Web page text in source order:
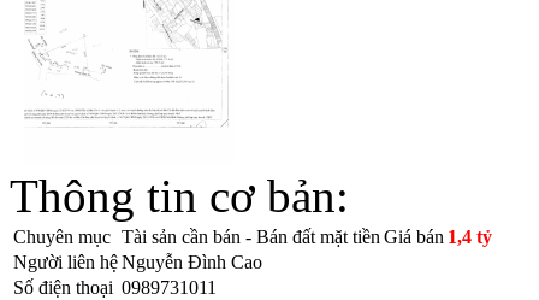
Thông tin cơ bản:
Chuyên mục Tài sản cần bán - Bán đất mặt tiền Giá bán 1,4 tỷ
Người liên hệNguyễn Đình Cao
Số điện thoại 0989731011